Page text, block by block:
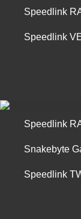
Speedlink
Speedlink
Speedlink
Snakebyte
Speedlink